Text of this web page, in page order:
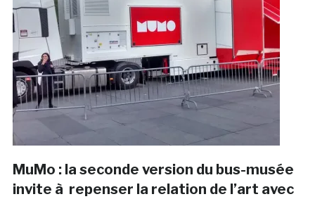
MuMo : la seconde version du bus-musée
invite à repenser la relation de l’art avec